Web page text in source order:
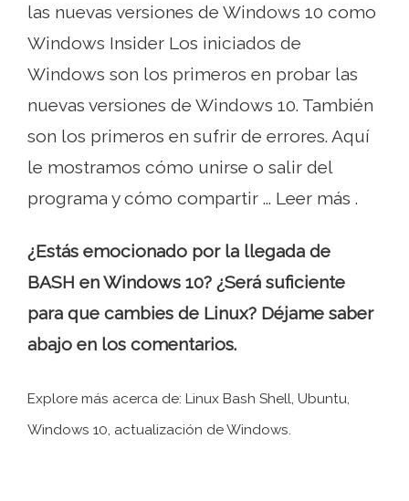
las nuevas versiones de Windows 10 como
Windows Insider Los iniciados de
Windows son los primeros en probar las
nuevas versiones de Windows 10. También
son los primeros en sufrir de errores. Aquí
le mostramos cómo unirse o salir del
programa y cómo compartir ... Leer más .
¿Estás emocionado por la llegada de
BASH en Windows 10? ¿Será suficiente
para que cambies de Linux? Déjame saber
abajo en los comentarios.
Explore más acerca de: Linux Bash Shell, Ubuntu,
Windows 10, actualización de Windows.